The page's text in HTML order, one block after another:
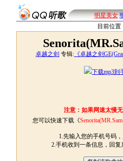
明星美女
目前位置
卓越之剑 专辑: 《卓越之剑
下载mp3到
注意：如果网速太慢
您可以快速下载《
1.先输入您的手机号码
2.手机收到一条信息，回